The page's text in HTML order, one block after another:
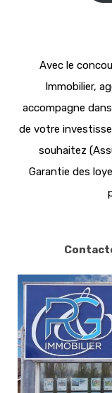
Avec le
Immobilier,
accompagne
de votre
souhaitez
Garantie des